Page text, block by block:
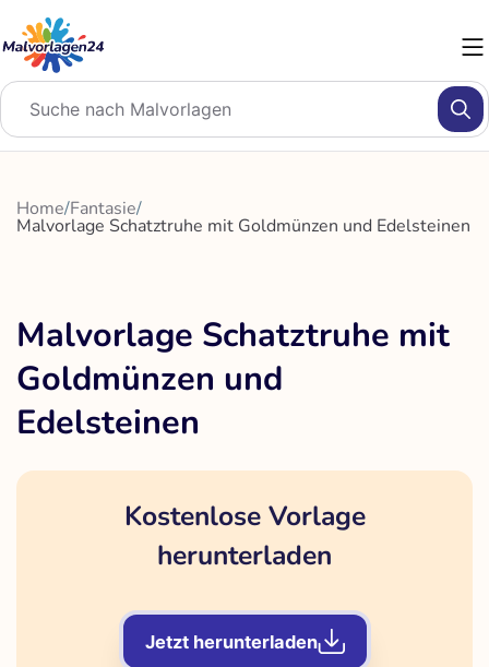
Inhalt
springen
Home/Fantasie/
Malvorlage Schatztruhe mit Goldmünzen und Edelsteinen
Malvorlage Schatztruhe mit
Goldmünzen und
Edelsteinen
Kostenlose Vorlage
herunterladen
Jetzt herunterladen